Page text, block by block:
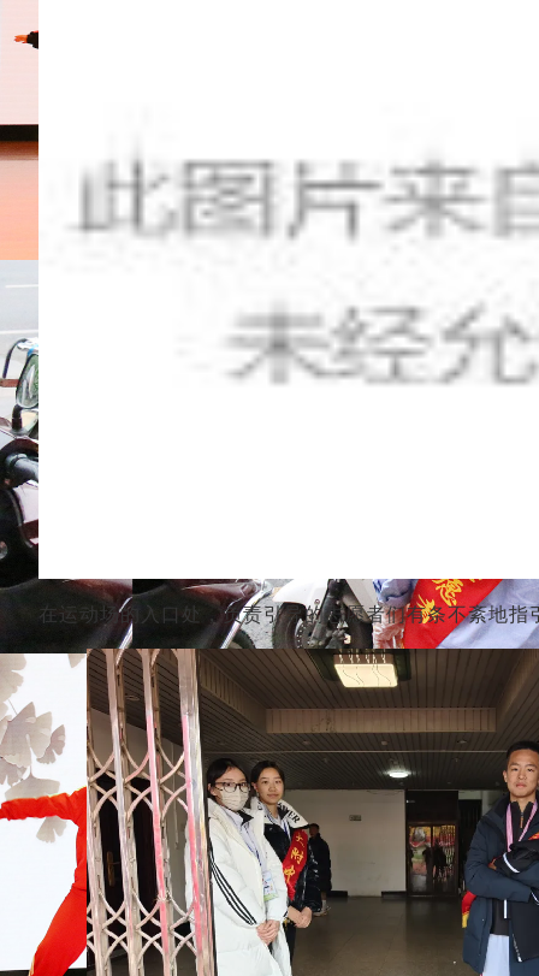
在运动场的入口处，负责引导的志愿者们有条不紊地